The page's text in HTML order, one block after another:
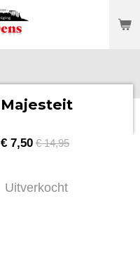
Majesteit
€ 7,50 € 14,95
Uitverkocht